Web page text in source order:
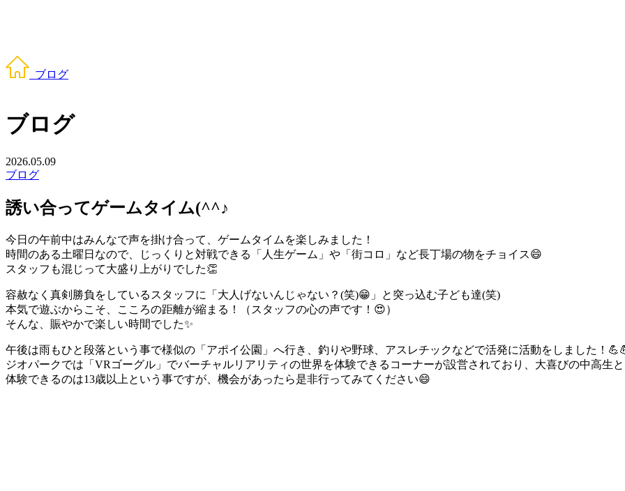
ブログ
ブログ
2026.05.09
ブログ
誘い合ってゲームタイム(^^♪
今日の午前中はみんなで声を掛け合って、ゲームタイムを楽しみました！
時間のある土曜日なので、じっくりと対戦できる「人生ゲーム」や「街コロ」など長丁場の物をチョイス😄
スタッフも混じって大盛り上がりでした👏
容赦なく真剣勝負をしているスタッフに「大人げないんじゃない？(笑)😁」と突っ込む子ども達(笑)
本気で遊ぶからこそ、こころの距離が縮まる！（スタッフの心の声です！😍）
そんな、賑やかで楽しい時間でした✨
午後は雨もひと段落という事で様似の「アポイ公園」へ行き、釣りや野球、アスレチックなどで活発に活動をしました！
ジオパークでは「VRゴーグル」でバーチャルリアリティの世界を体験できるコーナーが設営されており、大喜びの中高生と
体験できるのは13歳以上という事ですが、機会があったら是非行ってみてください😄